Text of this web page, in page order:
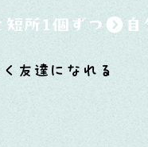
短所1個ずつ
友達になれる